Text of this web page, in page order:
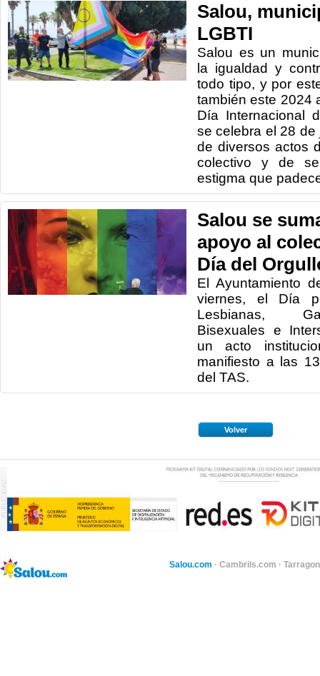
Salou,
LGBTI
Salou es un
la igualdad y
todo tipo, y por
también este 2024
Día Internacional
se celebra el 28
de diversos actos
colectivo y de
estigma que
Salou se
apoyo al
Día del
El Ayuntamiento
viernes, el Día
Lesbianas,
Bisexuales e
un acto
manifiesto a las
del TAS.
Volver
Salou.com · Cambrils.com ·